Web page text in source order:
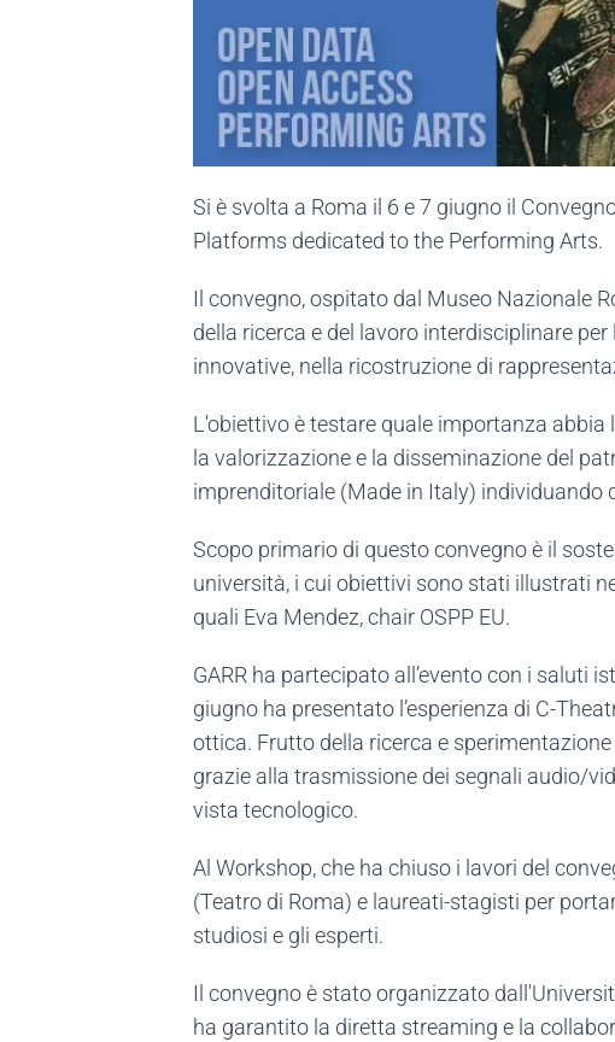
Si è svolta a Roma il 6 e 7 giugno il
Platforms dedicated to the Performing Arts.
Il convegno, ospitato dal Museo Nazionale
della ricerca e del lavoro interdisciplinare
innovative, nella ricostruzione di
L'obiettivo è testare quale importanza abbia
la valorizzazione e la disseminazione del
imprenditoriale (Made in Italy) individuando
Scopo primario di questo convegno è il
università, i cui obiettivi sono stati illustrati
quali Eva Mendez, chair OSPP EU.
GARR ha partecipato all’evento con i saluti
giugno ha presentato l’esperienza di C-
ottica. Frutto della ricerca e
grazie alla trasmissione dei segnali audio/
vista tecnologico.
Al Workshop, che ha chiuso i lavori del
(Teatro di Roma) e laureati-stagisti per
studiosi e gli esperti.
Il convegno è stato organizzato
ha garantito la diretta streaming e la